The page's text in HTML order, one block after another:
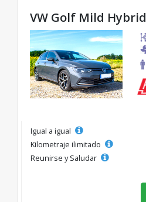
VW Golf Mild Hybrid
Igual a igual
Kilometraje ilimitado
Reunirse y Saludar